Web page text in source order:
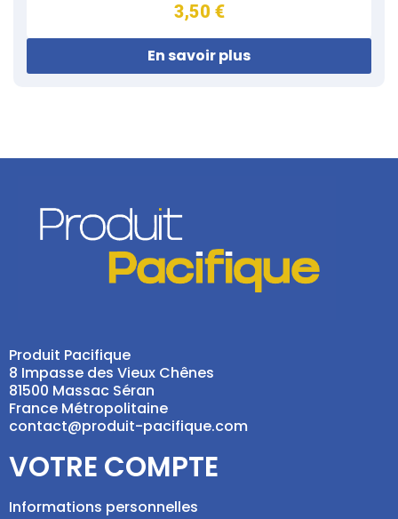
3,50 €
En savoir plus
Produit Pacifique
8 Impasse des Vieux Chênes
81500 Massac Séran
France Métropolitaine
contact@produit-pacifique.com
VOTRE COMPTE
Informations personnelles